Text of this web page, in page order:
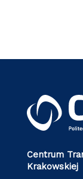
Centrum
Krakowskiej